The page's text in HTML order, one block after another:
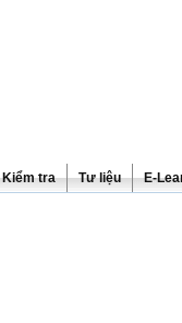
tra Tư liệu E-